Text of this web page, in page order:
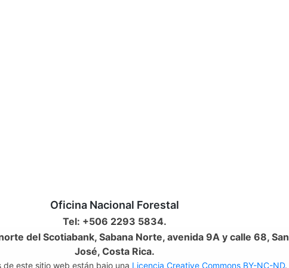
Oficina Nacional Forestal
Tel: +506 2293 5834.
del Scotiabank, Sabana Norte, avenida 9A y calle 68, San
José, Costa Rica.
de este sitio web están bajo una Licencia Creative Commons BY-NC-ND.